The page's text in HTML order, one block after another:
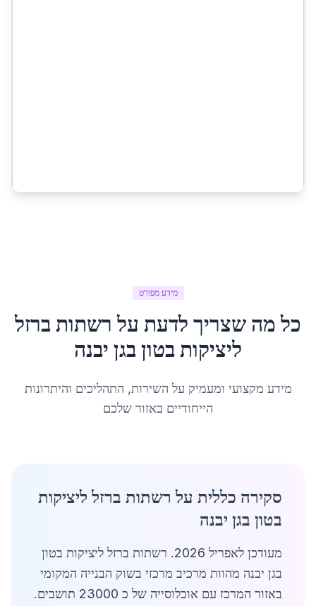
מידע מפורט
כל מה שצריך לדעת על רשתות ברזל
ליציקות בטוןבגן יבנה
מידע מקצועי ומעמיק על השירות, התהליכים והיתרונות
הייחודיים באזור שלכם
סקירה כללית על רשתות ברזל ליציקות
בטון בגן יבנה
מעודכן לאפריל 2026. רשתות ברזל ליציקות בטון
בגן יבנה מהוות מרכיב מרכזי בשוק הבנייה המקומי
באזור המרכז עם אוכלוסייה של כ 23000 תושבים.